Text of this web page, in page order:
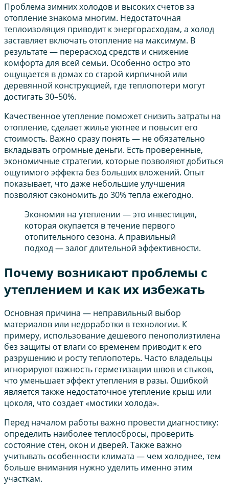
Проблема зимних холодов и высоких счетов за
отопление знакома многим. Недостаточная
теплоизоляция приводит к энергорасходам, а холод
заставляет включать отопление на максимум. В
результате — перерасход средств и снижение
комфорта для всей семьи. Особенно остро это
ощущается в домах со старой кирпичной или
деревянной конструкцией, где теплопотери могут
достигать 30–50%.
Качественное утепление поможет снизить затраты на
отопление, сделает жилье уютнее и повысит его
стоимость. Важно сразу понять — не обязательно
вкладывать огромные деньги. Есть проверенные,
экономичные стратегии, которые позволяют добиться
ощутимого эффекта без больших вложений. Опыт
показывает, что даже небольшие улучшения
позволяют сэкономить до 30% тепла ежегодно.
Экономия на утеплении — это инвестиция,
которая окупается в течение первого
отопительного сезона. А правильный
подход — залог длительной эффективности.
Почему возникают проблемы с
утеплением и как их избежать
Основная причина — неправильный выбор
материалов или недоработки в технологии. К
примеру, использование дешевого пенополиэтилена
без защиты от влаги со временем приводит к его
разрушению и росту теплопотерь. Часто владельцы
игнорируют важность герметизации швов и стыков,
что уменьшает эффект утепления в разы. Ошибкой
является также недостаточное утепление крыш или
цоколя, что создает «мостики холода».
Перед началом работы важно провести диагностику:
определить наиболее теплосбросы, проверить
состояние стен, окон и дверей. Также важно
учитывать особенности климата — чем холоднее, тем
больше внимания нужно уделить именно этим
участкам.